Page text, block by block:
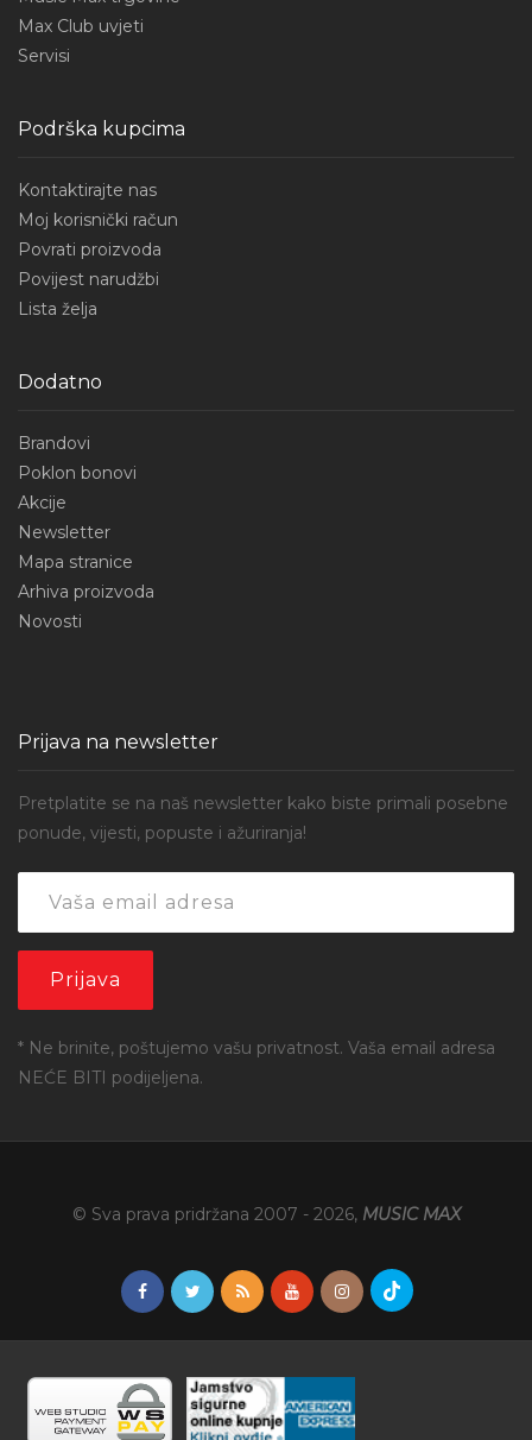
Max Club uvjeti
Servisi
Podrška kupcima
Kontaktirajte nas
Moj korisnički račun
Povrati proizvoda
Povijest narudžbi
Lista želja
Dodatno
Brandovi
Poklon bonovi
Akcije
Newsletter
Mapa stranice
Arhiva proizvoda
Novosti
Prijava na newsletter
Pretplatite se na naš newsletter kako biste primali posebne
ponude, vijesti, popuste i ažuriranja!
* Ne brinite, poštujemo vašu privatnost. Vaša email adresa
NEĆE BITI podijeljena.
© Sva prava pridržana 2007 - 2026, MUSIC MAX